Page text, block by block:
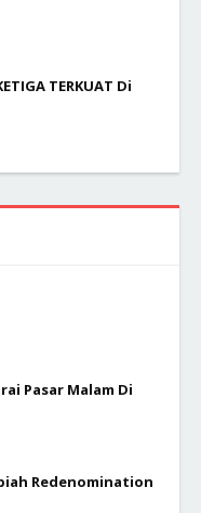
TERKUAT Di
Pasar Malam Di
Redenomination